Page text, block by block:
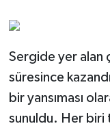
Sergide yer alan
süresince
bir yansıması
sunuldu. Her biri